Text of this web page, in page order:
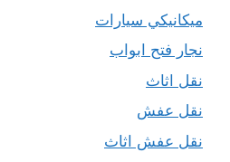
ميكانيكي سيارات
نجار فتح ابواب
نقل اثاث
نقل عفش
نقل عفش اثاث